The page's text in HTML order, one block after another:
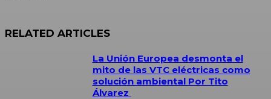
RELATED ARTICLES
La Unión Europea desmonta el
mito de las VTC eléctricas como
solución ambiental Por Tito
Álvarez